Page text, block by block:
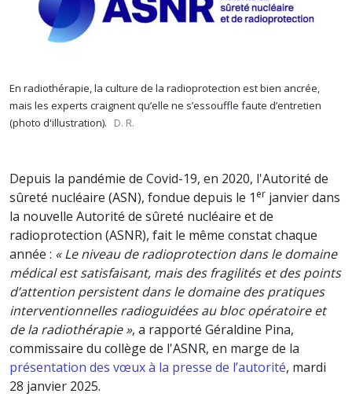
En radiothérapie, la culture de la radioprotection est bien ancrée,
mais les experts craignent qu’elle ne s’essouffle faute d’entretien
(photo d'illustration).
D. R.
Depuis la pandémie de Covid-19, en 2020, l'Autorité de
sûreté nucléaire (ASN), fondue depuis le 1 er janvier dans
la nouvelle Autorité de sûreté nucléaire et de
radioprotection (ASNR), fait le même constat chaque
année : « Le niveau de radioprotection dans le domaine
médical est satisfaisant, mais des fragilités et des points
d’attention persistent dans le domaine des pratiques
interventionnelles radioguidées au bloc opératoire et
de la radiothérapie », a rapporté Géraldine Pina,
commissaire du collège de l'ASNR, en marge de la
présentation des vœux à la presse de l’autorité, mardi
28 janvier 2025.